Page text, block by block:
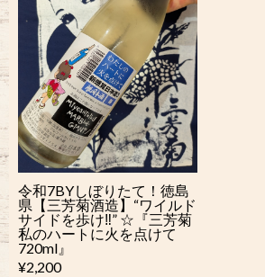
令和7BYしぼりたて！徳島
県【三芳菊酒造】“ワイルド
サイドを歩け‼︎” ☆『三芳菊
私のハートに火を点けて
720ml』
¥2,200